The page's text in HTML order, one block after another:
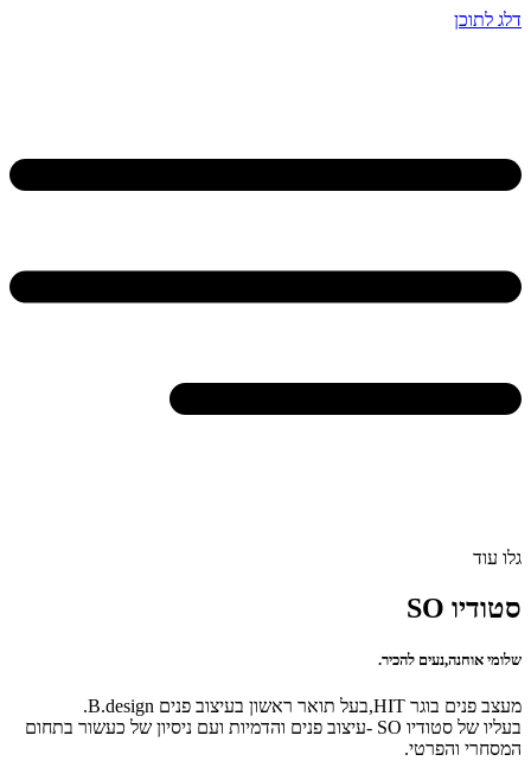
דלג לתוכן
גלו עוד
סטודיו SO
שלומי אוחנה,נעים להכיר.
מעצב פנים בוגר HIT,בעל תואר ראשון בעיצוב פנים B.design.
בעליו של סטודיו SO -עיצוב פנים והדמיות ועם ניסיון של כעשור בתחום
המסחרי והפרטי.